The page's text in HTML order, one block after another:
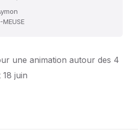
une animation autour des 4
juin